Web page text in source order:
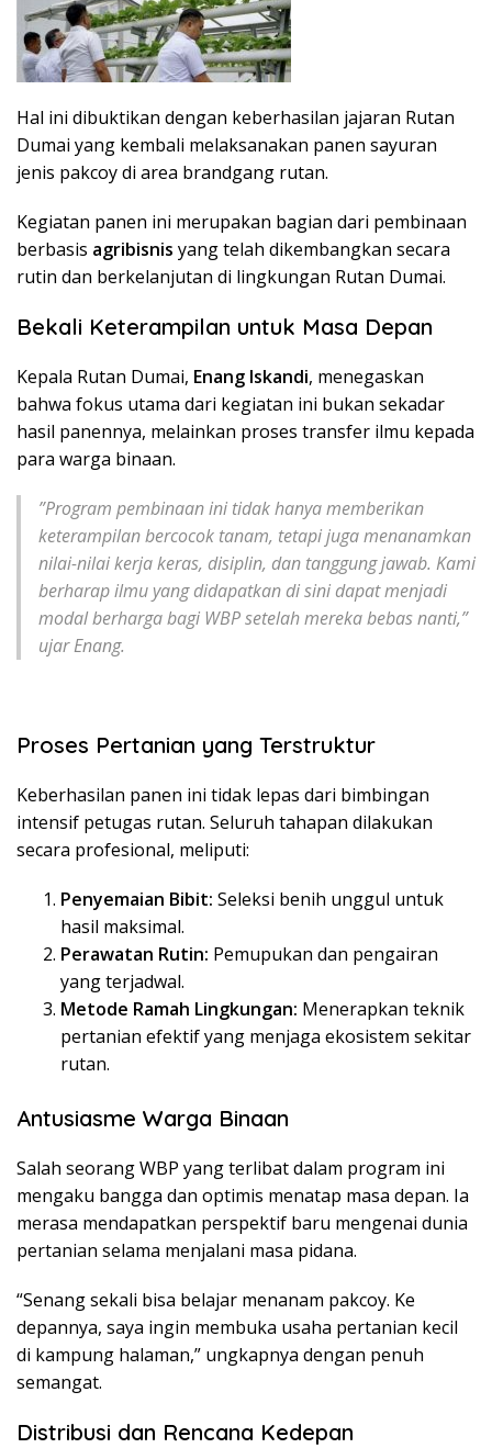
Hal ini dibuktikan dengan keberhasilan jajaran Rutan
Dumai yang kembali melaksanakan panen sayuran
jenis pakcoy di area brandgang rutan.
​Kegiatan panen ini merupakan bagian dari pembinaan
berbasis agribisnis yang telah dikembangkan secara
rutin dan berkelanjutan di lingkungan Rutan Dumai.
Bekali Keterampilan untuk Masa Depan
​Kepala Rutan Dumai, Enang Iskandi, menegaskan
bahwa fokus utama dari kegiatan ini bukan sekadar
hasil panennya, melainkan proses transfer ilmu kepada
para warga binaan.
​”Program pembinaan ini tidak hanya memberikan
keterampilan bercocok tanam, tetapi juga menanamkan
nilai-nilai kerja keras, disiplin, dan tanggung jawab. Kami
berharap ilmu yang didapatkan di sini dapat menjadi
modal berharga bagi WBP setelah mereka bebas nanti,”
ujar Enang.
Proses Pertanian yang Terstruktur
​Keberhasilan panen ini tidak lepas dari bimbingan
intensif petugas rutan. Seluruh tahapan dilakukan
secara profesional, meliputi:
Penyemaian Bibit: Seleksi benih unggul untuk
hasil maksimal.
Perawatan Rutin: Pemupukan dan pengairan
yang terjadwal.
Metode Ramah Lingkungan: Menerapkan teknik
pertanian efektif yang menjaga ekosistem sekitar
rutan.
Antusiasme Warga Binaan
​Salah seorang WBP yang terlibat dalam program ini
mengaku bangga dan optimis menatap masa depan. Ia
merasa mendapatkan perspektif baru mengenai dunia
pertanian selama menjalani masa pidana.
“Senang sekali bisa belajar menanam pakcoy. Ke
depannya, saya ingin membuka usaha pertanian kecil
di kampung halaman,” ungkapnya dengan penuh
semangat.
Distribusi dan Rencana Kedepan